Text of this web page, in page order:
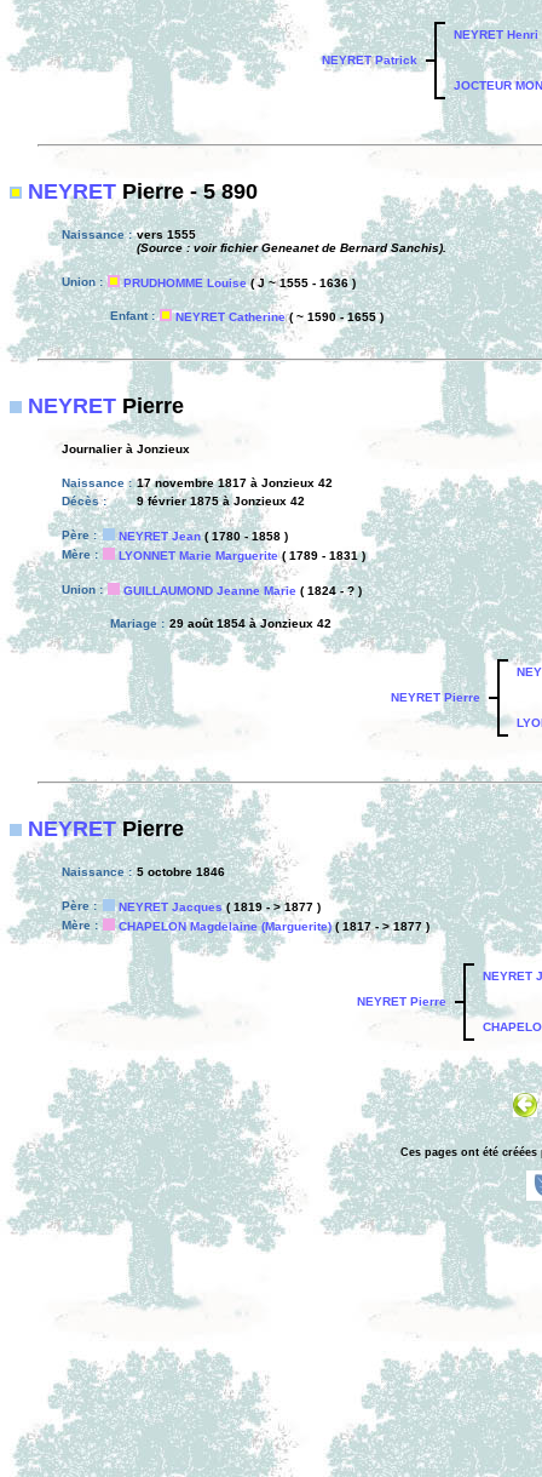
NEYRET Patrick
NEYRET Henri
JOCTEUR
NEYRET Pierre - 5 890
Naissance : vers 1555
(Source : voir fichier Geneanet de Bernard Sanchis).
Union : PRUDHOMME Louise( J ~ 1555 - 1636 )
Enfant : NEYRET Catherine( ~ 1590 - 1655 )
NEYRET Pierre
Journalier à Jonzieux
Naissance : 17 novembre 1817 à Jonzieux 42
Décès :
9 février 1875 à Jonzieux 42
Père : NEYRET Jean( 1780 - 1858 )
Mère :
LYONNET Marie Marguerite( 1789 - 1831 )
Union : GUILLAUMOND Jeanne Marie ( 1824 - ? )
Mariage : 29 août 1854 à Jonzieux 42
NEYRET Pierre
NEYRETPierre
Naissance : 5 octobre 1846
Père : NEYRET Jacques( 1819 - > 1877 )
Mère :
CHAPELON Magdelaine (Marguerite)( 1817 - > 1877 )
NEYRET Pierre
NEYRET
Ces pages ont été